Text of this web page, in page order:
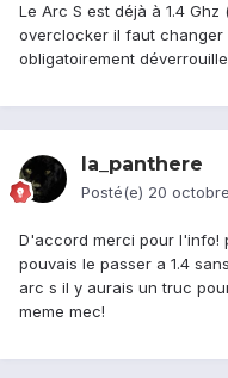
Le Arc S est déjà à 1.4
overclocker il faut changer
obligatoirement
la_panthere
Posté(e) 20
D'accord merci pour l'info!
pouvais le passer a 1.4
arc s il y aurais un truc
meme mec!